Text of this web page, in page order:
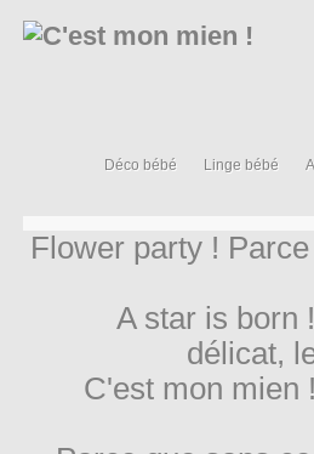
Déco bébé Linge bébé
Flower party !
A star is born
délicat,
C'est mon mien